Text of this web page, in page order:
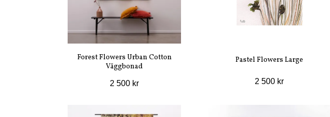
Forest Flowers Urban Cotton
Väggbonad
2 500 kr
Pastel Flowers Large
2 500 kr